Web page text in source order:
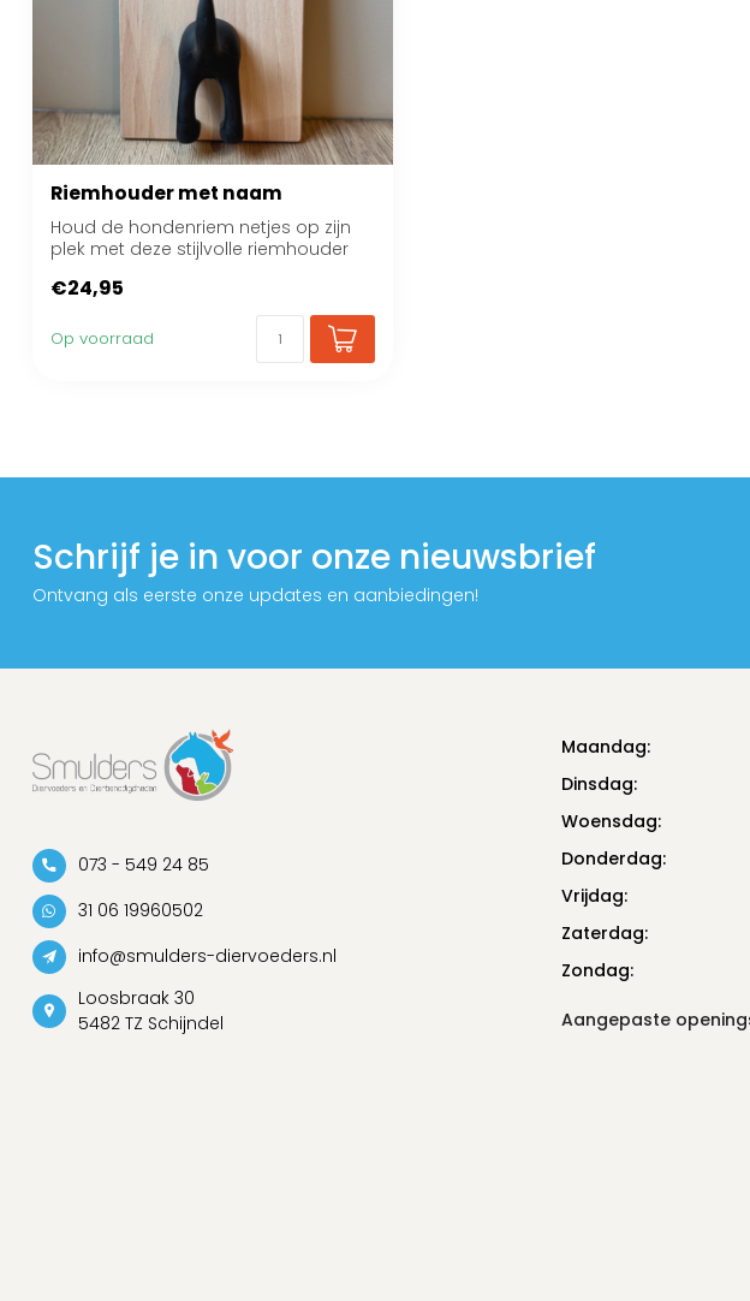
Riemhouder met naam
Houd de hondenriem netjes op zijn
plek met deze stijlvolle riemhouder
€24,95
Op voorraad
Schrijf je in voor onze nieuwsbrief
Ontvang als eerste onze updates en aanbiedingen!
073 - 549 24 85
31 06 19960502
info@smulders-diervoeders.nl
Loosbraak 30
5482 TZ Schijndel
Maandag:
Dinsdag:
Woensdag:
Donderdag:
Vrijdag:
Zaterdag:
Zondag:
Aangepaste